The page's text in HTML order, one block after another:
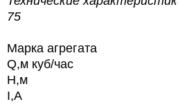
75
Марка агрегата
Q,м куб/час
H,м
I,А